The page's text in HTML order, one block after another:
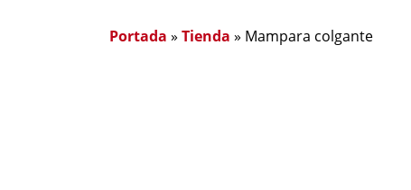
Portada » Tienda » Mampara colgante